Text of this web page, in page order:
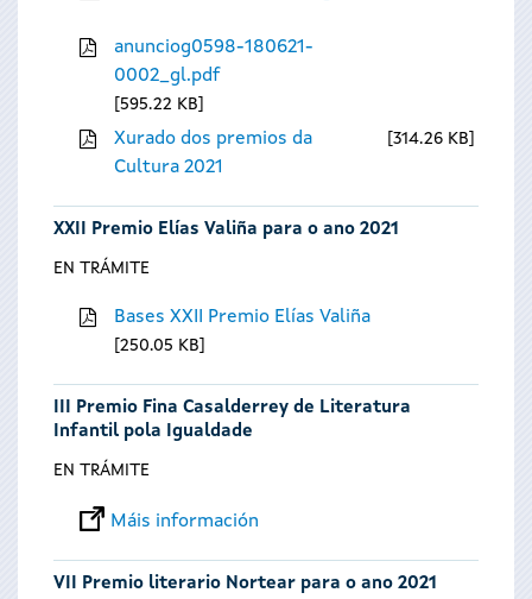
anunciog0598-180621-
0002_gl.pdf
595.22 KB
Xurado dos premios da
Cultura 2021
314.26 KB
XXII Premio Elías Valiña para o ano 2021
EN TRÁMITE
Bases XXII Premio Elías Valiña
250.05 KB
III Premio Fina Casalderrey de Literatura
Infantil pola Igualdade
EN TRÁMITE
Máis información
VII Premio literario Nortear para o ano 2021